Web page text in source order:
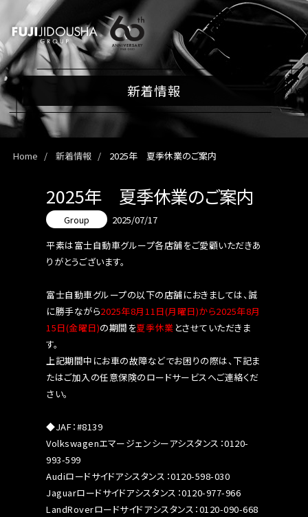
新着情報
Home 新着情報 2025年 夏季休業のご案内
2025年 夏季休業のご案内
Group
2025/07/17
平素は富士自動車グループ各店舗をご愛顧いただきあ
りがとうございます。
富士自動車グループの以下の店舗におきましては、誠
に勝手ながら2025年8月11日(月曜日)から2025年8月
15日(金曜日)の期間を夏季休業 とさせていただきま
す。
上記期間中にお車の故障などでお困りの際は、下記ま
たはご加入の任意保険のロードサービスへご連絡くだ
さい。
◆JAF：#8139
Volkswagenエマージェンシーアシスタンス：0120-
993-599
Audiロードサイドアシスタンス：0120-598-030
Jaguarロードサイドアシスタンス：0120-977-966
LandRoverロードサイドアシスタンス：0120-090-668